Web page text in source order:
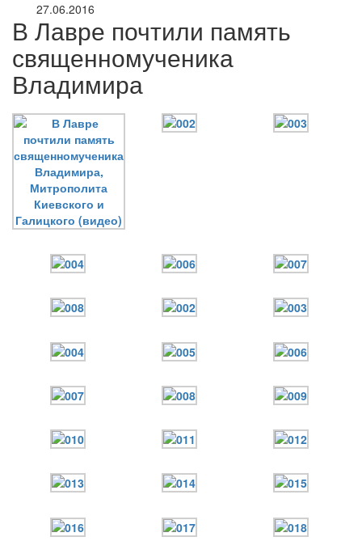
Онлайн трансляции
Веб-камеры
12 сентября 2015
Название трансляции
12 сентября 2015
Название трансляции
12 сентября 2015
Название трансляции
12 сентября 2015
Название трансляции
12 сентября 2015
Название трансляции
27.06.2016
В Лавре почтили память
священномученика
Владимира